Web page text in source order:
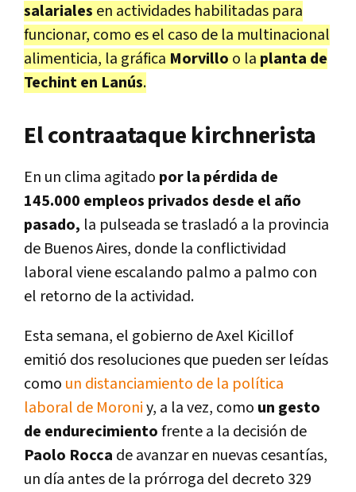
salariales en actividades habilitadas para
funcionar, como es el caso de la multinacional
alimenticia, la gráfica Morvillo o la planta de
Techint en Lanús.
El contraataque kirchnerista
En un clima agitado por la pérdida de
145.000 empleos privados desde el año
pasado, la pulseada se trasladó a la provincia
de Buenos Aires, donde la conflictividad
laboral viene escalando palmo a palmo con
el retorno de la actividad.
Esta semana, el gobierno de Axel Kicillof
emitió dos resoluciones que pueden ser leídas
como un distanciamiento de la política
laboral de Moroniy, a la vez, como un gesto
de endurecimientofrente a la decisión de
Paolo Rocca de avanzar en nuevas cesantías,
un día antes de la prórroga del decreto 329